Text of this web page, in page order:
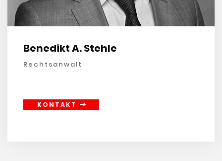
Benedikt A. Stehle
Rechtsanwalt
KONTAKT